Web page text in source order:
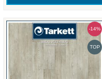
-14%
TOP